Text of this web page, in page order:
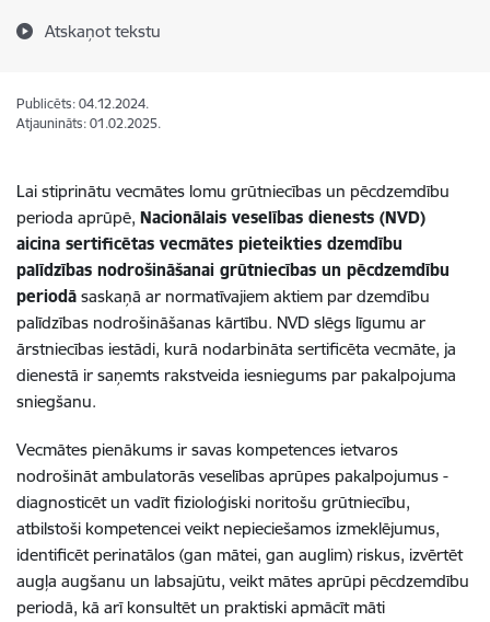
Atskaņot tekstu
Publicēts: 04.12.2024.
Atjaunināts: 01.02.2025.
Lai stiprinātu vecmātes lomu grūtniecības un pēcdzemdību
perioda aprūpē, Nacionālais veselības dienests (NVD)
aicina sertificētas vecmātes pieteikties dzemdību
palīdzības nodrošināšanai grūtniecības un pēcdzemdību
periodā saskaņā ar normatīvajiem aktiem par dzemdību
palīdzības nodrošināšanas kārtību. NVD slēgs līgumu ar
ārstniecības iestādi, kurā nodarbināta sertificēta vecmāte, ja
dienestā ir saņemts rakstveida iesniegums par pakalpojuma
sniegšanu.
Vecmātes pienākums ir savas kompetences ietvaros
nodrošināt ambulatorās veselības aprūpes pakalpojumus -
diagnosticēt un vadīt fizioloģiski noritošu grūtniecību,
atbilstoši kompetencei veikt nepieciešamos izmeklējumus,
identificēt perinatālos (gan mātei, gan auglim) riskus, izvērtēt
augļa augšanu un labsajūtu, veikt mātes aprūpi pēcdzemdību
periodā, kā arī konsultēt un praktiski apmācīt māti